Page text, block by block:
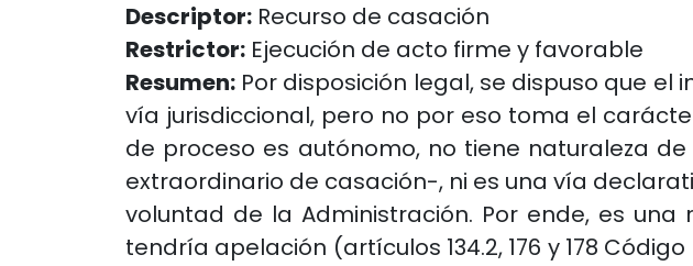
Descriptor: Recurso de casación
Restrictor: Ejecución de acto firme y favorable
Resumen: Por disposición legal, se dispuso que
vía jurisdiccional, pero no por eso toma el
de proceso es autónomo, no tiene naturaleza
extraordinario de casación-, ni es una vía
voluntad de la Administración. Por ende, es
tendría apelación (artículos 134.2, 176 y 178